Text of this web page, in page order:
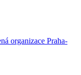
organizace Praha-